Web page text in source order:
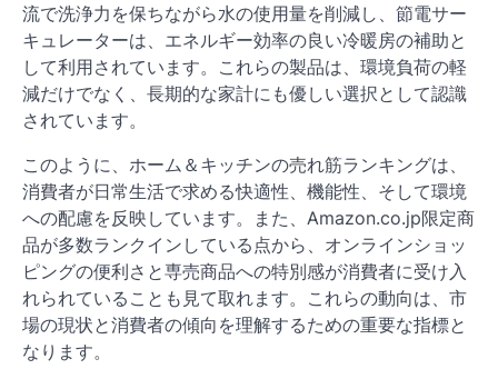
流で洗浄力を保ちながら水の使用量を削減し、節電サー
キュレーターは、エネルギー効率の良い冷暖房の補助と
して利用されています。これらの製品は、環境負荷の軽
減だけでなく、長期的な家計にも優しい選択として認識
されています。
このように、ホーム＆キッチンの売れ筋ランキングは、
消費者が日常生活で求める快適性、機能性、そして環境
への配慮を反映しています。また、Amazon.co.jp限定商
品が多数ランクインしている点から、オンラインショッ
ピングの便利さと専売商品への特別感が消費者に受け入
れられていることも見て取れます。これらの動向は、市
場の現状と消費者の傾向を理解するための重要な指標と
なります。